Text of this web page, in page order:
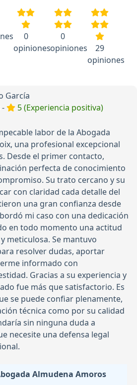
0
opiniones
0
opiniones
29
opiniones
García
-
5 (Experiencia positiva)
labor de la Abogada
una profesional excepcional
Desde el primer contacto,
perfecta de conocimiento
Su trato cercano y su
con claridad cada detalle del
una gran confianza desde
mi caso con una dedicación
en todo momento una actitud
meticulosa. Se mantuvo
resolver dudas, aportar
informado con
Gracias a su experiencia y
fue más que satisfactorio. Es
se puede confiar plenamente,
técnica como por su calidad
sin ninguna duda a
necesite una defensa legal
Almudena Amoros